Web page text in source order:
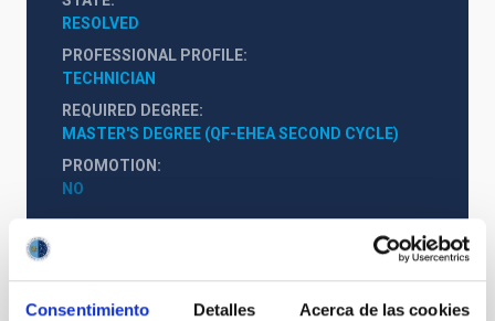
Consentimiento Detalles Acerca de las cookies
RESOLVED
PROFESSIONAL PROFILE
TECHNICIAN
REQUIRED DEGREE
MASTER'S DEGREE (QF-EHEA SECOND CYCLE)
PROMOTION
NO
ANEXO III SOLICITUD